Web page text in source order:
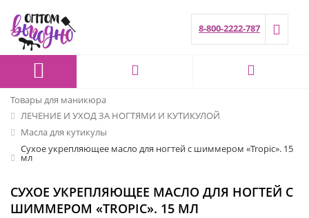
8-800-2222-787
Товары для маникюра
ЛЕЧЕНИЕ И УХОД ЗА НОГТЯМИ И КУТИКУЛОЙ
Масла для кутикулы
Сухое укрепляющее масло для ногтей с шиммером «Tropic». 15
мл
СУХОЕ УКРЕПЛЯЮЩЕЕ МАСЛО ДЛЯ НОГТЕЙ С
ШИММЕРОМ «TROPIC». 15 МЛ